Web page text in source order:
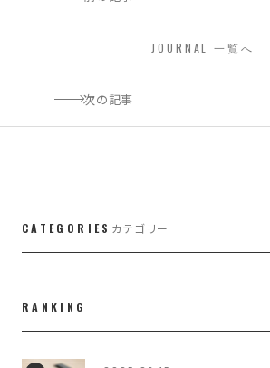
JOURNAL 一覧へ
次の記事
CATEGORIES カテゴリー
managementwork,branding
WEB・WEBブランディング
RANKING